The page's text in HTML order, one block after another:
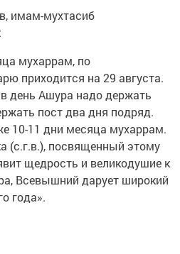
имам-мухтасиб
мухаррам, по
приходится на 29 августа.
день Ашура надо держать
пост два дня подряд.
10-11 дни месяца мухаррам.
(с.г.в.), посвященный этому
щедрость и великодушие к
Всевышний дарует широкий
года».